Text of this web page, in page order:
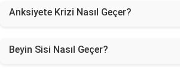
Anksiyete Krizi Nasıl Geçer?
Beyin Sisi Nasıl Geçer?